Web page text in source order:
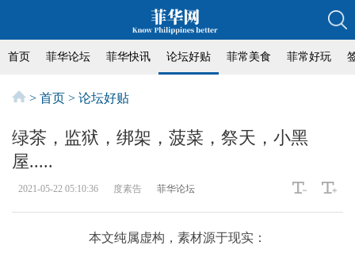
首页 菲华论坛 菲华快讯 论坛好贴 菲常美食 菲常好玩
> 首页 > 论坛好贴
绿茶，监狱，绑架，菠菜，祭天，小黑
屋.....
2021-05-22 05:10:36 度素告 菲华论坛
本文纯属虚构，素材源于现实：